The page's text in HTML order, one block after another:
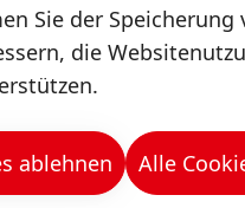
Sie der Speicherung
die
ablehnen Alle